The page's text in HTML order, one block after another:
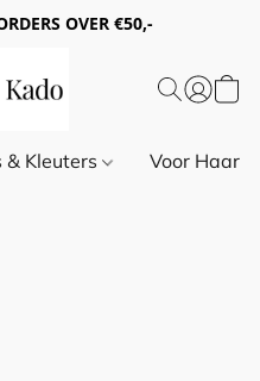
OVER €50,-
& Kleuters Voor Haar